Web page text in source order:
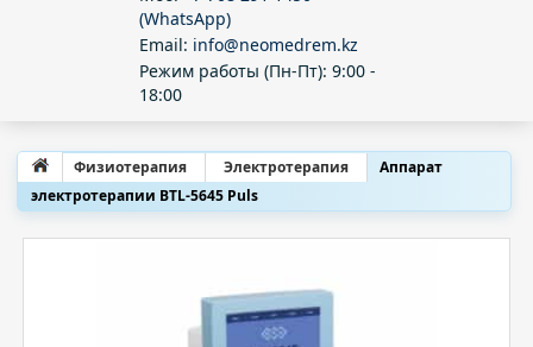
(WhatsApp)
Email: info@neomedrem.kz
Режим работы (Пн-Пт): 9:00 -
18:00
Физиотерапия Электротерапия
Аппарат
электротерапии BTL-5645 Puls